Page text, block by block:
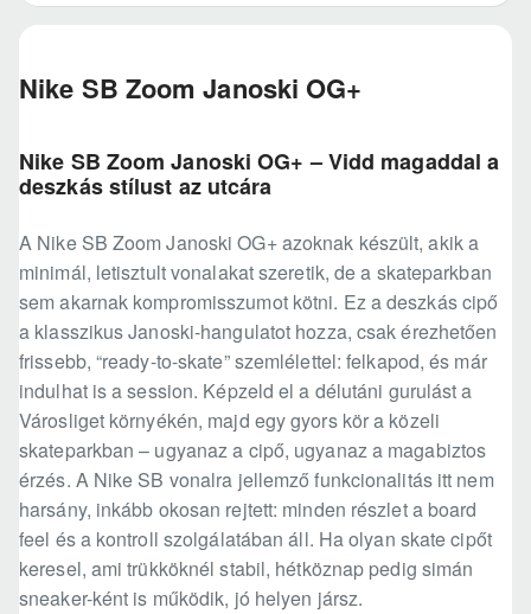
Nike SB Zoom Janoski OG+
Nike SB Zoom Janoski OG+ – Vidd magaddal a
deszkás stílust az utcára
A Nike SB Zoom Janoski OG+ azoknak készült, akik a
minimál, letisztult vonalakat szeretik, de a skateparkban
sem akarnak kompromisszumot kötni. Ez a deszkás cipő
a klasszikus Janoski-hangulatot hozza, csak érezhetően
frissebb, “ready-to-skate” szemlélettel: felkapod, és már
indulhat is a session. Képzeld el a délutáni gurulást a
Városliget környékén, majd egy gyors kör a közeli
skateparkban – ugyanaz a cipő, ugyanaz a magabiztos
érzés. A Nike SB vonalra jellemző funkcionalitás itt nem
harsány, inkább okosan rejtett: minden részlet a board
feel és a kontroll szolgálatában áll. Ha olyan skate cipőt
keresel, ami trükköknél stabil, hétköznap pedig simán
sneaker-ként is működik, jó helyen jársz.